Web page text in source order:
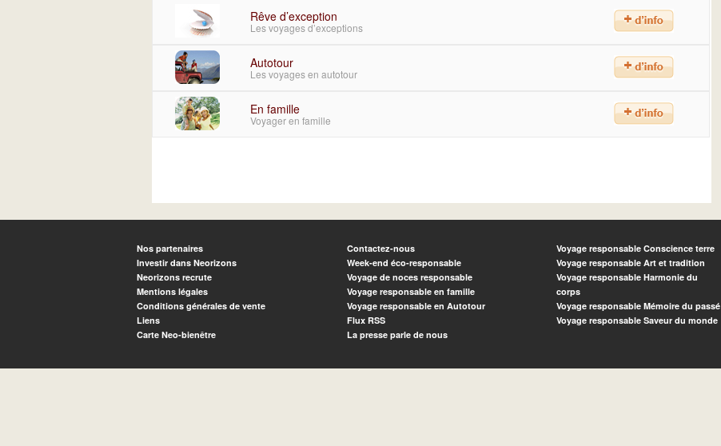
Rêve d’exception
Les voyages d’exceptions
Autotour
Les voyages en autotour
En famille
Voyager en famille
Nos partenaires
Investir dans Neorizons
Neorizons recrute
Mentions légales
Conditions générales de vente
Liens
Carte Neo-bienêtre
Contactez-nous
Week-end éco-responsable
Voyage de noces responsable
Voyage responsable en famille
Voyage responsable en Autotour
Flux RSS
La presse parle de nous
Voyage responsable Conscience terre
Voyage responsable Art et tradition
Voyage responsable Harmonie du
corps
Voyage responsable Mémoire du passé
Voyage responsable Saveur du monde